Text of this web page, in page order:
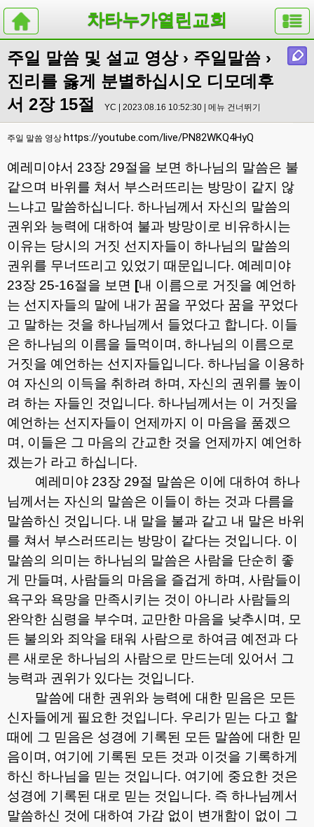
차타누가열린교회
주일 말씀 및 설교 영상› 주일말씀 ›
진리를 옳게 분별하십시오 디모데후
서 2장 15절
YC | 2023.08.16 10:52:30 | 메뉴 건너뛰기
주일 말씀 영상 https://youtube.com/live/PN82WKQ4HyQ
예레미야서 23장 29절을 보면 하나님의 말씀은 불
같으며 바위를 쳐서 부스러뜨리는 방망이 같지 않
느냐고 말씀하십니다. 하나님께서 자신의 말씀의
권위와 능력에 대하여 불과 방망이로 비유하시는
이유는 당시의 거짓 선지자들이 하나님의 말씀의
권위를 무너뜨리고 있었기 때문입니다. 예레미야
23장 25-16절을 보면 [내 이름으로 거짓을 예언하
는 선지자들의 말에 내가 꿈을 꾸었다 꿈을 꾸었다
고 말하는 것을 하나님께서 들었다고 합니다. 이들
은 하나님의 이름을 들먹이며 , 하나님의 이름으로
거짓을 예언하는 선지자들입니다. 하나님을 이용하
여 자신의 이득을 취하려 하며 , 자신의 권위를 높이
려 하는 자들인 것입니다. 하나님께서는 이 거짓을
예언하는 선지자들이 언제까지 이 마음을 품겠으
며 , 이들은 그 마음의 간교한 것을 언제까지 예언하
겠는가 라고 하십니다.
예레미야 23장 29절 말씀은 이에 대하여 하나
님께서는 자신의 말씀은 이들이 하는 것과 다름을
말씀하신 것입니다. 내 말을 불과 같고 내 말은 바위
를 쳐서 부스러뜨리는 방망이 같다는 것입니다. 이
말씀의 의미는 하나님의 말씀은 사람을 단순히 좋
게 만들며 , 사람들의 마음을 즐겁게 하며 , 사람들이
욕구와 욕망을 만족시키는 것이 아니라 사람들의
완악한 심령을 부수며 , 교만한 마음을 낮추시며 , 모
든 불의와 죄악을 태워 사람으로 하여금 예전과 다
른 새로운 하나님의 사람으로 만드는데 있어서 그
능력과 권위가 있다는 것입니다.
말씀에 대한 권위와 능력에 대한 믿음은 모든
신자들에게 필요한 것입니다. 우리가 믿는 다고 할
때에 그 믿음은 성경에 기록된 모든 말씀에 대한 믿
음이며 , 여기에 기록된 모든 것과 이것을 기록하게
하신 하나님을 믿는 것입니다. 여기에 중요한 것은
성경에 기록된 대로 믿는 것입니다. 즉 하나님께서
말씀하신 것에 대하여 가감 없이 변개함이 없이 그